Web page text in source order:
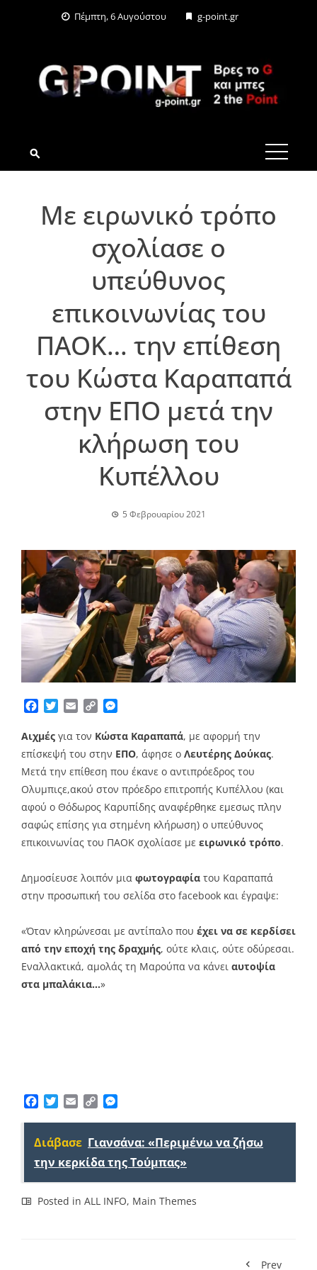
Πέμπτη, 6 Αυγούστου g-point.gr
G-POINT.GR
Με ειρωνικό τρόπο
σχολίασε ο
υπεύθυνος
επικοινωνίας του
ΠΑΟΚ… την επίθεση
του Κώστα Καραπαπά
στην ΕΠΟ μετά την
κλήρωση του
Κυπέλλου
5 Φεβρουαρίου 2021
Facebook
TwitterEmailCopy
Αιχμές για τον Κώστα Καραπαπά, με αφορμή την
επίσκεψή του στην ΕΠΟ, άφησε ο Λευτέρης Δούκας.
Μετά την επίθεση που έκανε ο αντιπρόεδρος του
Ολυμπιςε,ακού στον πρόεδρο επιτροπής Κυπέλλου (και
αφού ο Θόδωρος Καρυπίδης αναφέρθηκε εμεσως πλην
σαφώς επίσης για στημένη κλήρωση) ο υπεύθυνος
επικοινωνίας του ΠΑΟΚ σχολίασε με ειρωνικό τρόπο.
Δημοσίευσε λοιπόν μια φωτογραφία του Καραπαπά
στην προσωπική του σελίδα στο facebook και έγραψε:
«Όταν κληρώνεσαι με αντίπαλο που έχει να σε κερδίσει
από την εποχή της δραχμής, ούτε κλαις, ούτε οδύρεσαι.
Εναλλακτικά, αμολάς τη Μαρούπα να κάνει αυτοψία
στα μπαλάκια…»
Facebook
TwitterEmailCopy
Διάβασε Γιανσάνα: «Περιμένω να ζήσω
την κερκίδα της Τούμπας»
Posted in ALL INFO, Main Themes
Prev